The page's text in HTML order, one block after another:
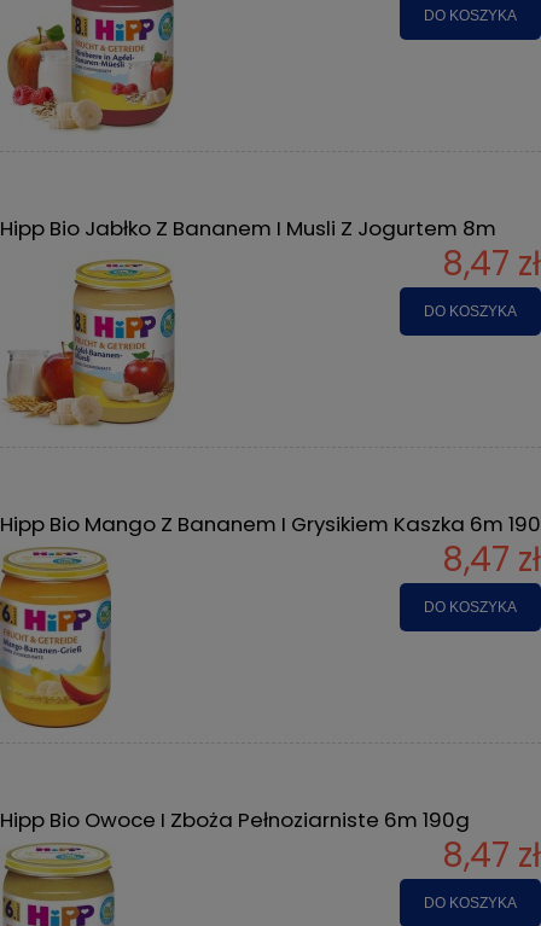
DO KOSZYKA
Hipp Bio Jabłko Z Bananem I Musli Z Jogurtem 8m
8,47 zł
DO KOSZYKA
Hipp Bio Mango Z Bananem I Grysikiem Kaszka 6m 190
8,47 zł
DO KOSZYKA
Hipp Bio Owoce I Zboża Pełnoziarniste 6m 190g
8,47 zł
DO KOSZYKA